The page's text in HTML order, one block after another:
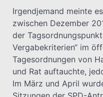
T.Dreier
Irgendjemand meinte
zwischen Dezember
der
Vergabekriterien“ im
Tagesordnungen von
und Rat auftauchte,
Im März und April